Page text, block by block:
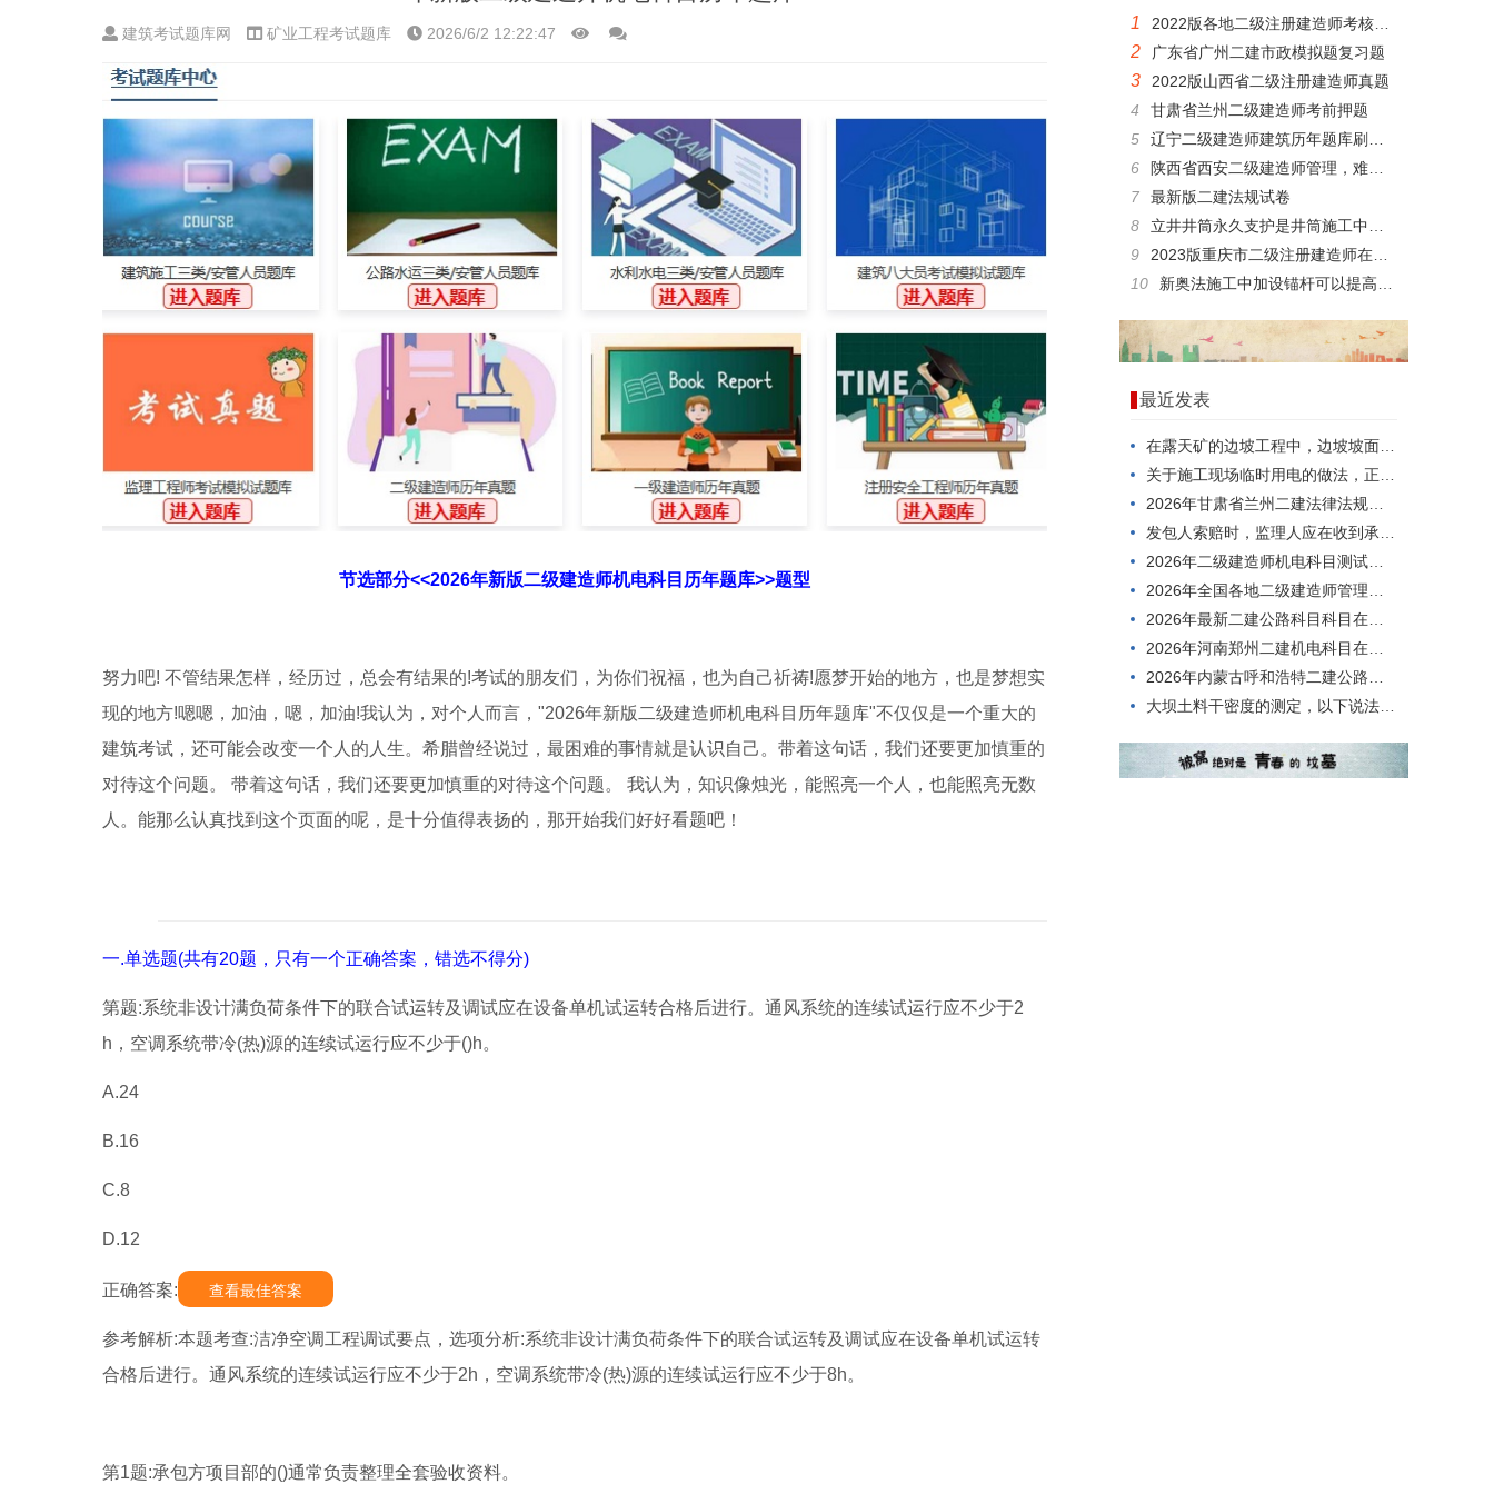
建筑考试题库网 矿业工程考试题库 2026/6/2 12:22:47
节选部分<<2026年新版二级建造师机电科目历年题库>>题型
努力吧! 不管结果怎样，经历过，总会有结果的!考试的朋友们，为你们祝福，也为自己祈祷!愿梦开始的地方，也是梦想实
现的地方!嗯嗯，加油，嗯，加油!我认为，对个人而言，"2026年新版二级建造师机电科目历年题库"不仅仅是一个重大的
建筑考试，还可能会改变一个人的人生。希腊曾经说过，最困难的事情就是认识自己。带着这句话，我们还要更加慎重的
对待这个问题。 带着这句话，我们还要更加慎重的对待这个问题。 我认为，知识像烛光，能照亮一个人，也能照亮无数
人。能那么认真找到这个页面的呢，是十分值得表扬的，那开始我们好好看题吧！
一.单选题(共有20题，只有一个正确答案，错选不得分)
第题:系统非设计满负荷条件下的联合试运转及调试应在设备单机试运转合格后进行。通风系统的连续试运行应不少于2
h，空调系统带冷(热)源的连续试运行应不少于()h。
A.24
B.16
C.8
D.12
正确答案: 查看最佳答案
参考解析:本题考查:洁净空调工程调试要点，选项分析:系统非设计满负荷条件下的联合试运转及调试应在设备单机试运转
合格后进行。通风系统的连续试运行应不少于2h，空调系统带冷(热)源的连续试运行应不少于8h。
第1题:承包方项目部的()通常负责整理全套验收资料。
1 2022版各地二级注册建造师考核预习题
2 广东省广州二建市政模拟题复习题
3
2022版山西省二级注册建造师真题
4
甘肃省兰州二级建造师考前押题
5
辽宁二级建造师建筑历年题库刷题软件
6
陕西省西安二级建造师管理，难度大不大？
7
最新版二建法规试卷
8
立井井筒永久支护是井筒施工中的一个重要工序，根据所用材料不同，立井井筒永久支护可采用()。
9
2023版重庆市二级注册建造师在线考试模拟真题
10
新奥法施工中加设锚杆可以提高()。
最近发表
在露天矿的边坡工程中，边坡坡面的稳定形势是()。
关于施工现场临时用电的做法，正确的是()。
2026年甘肃省兰州二建法律法规在线模拟模拟题
发包人索赔时，监理人应在收到承包人书面报告后的()天内，将异议的处理意见通知承包人，并执行赔付。
2026年二级建造师机电科目测试，难度大不大？
2026年全国各地二级建造师管理预习题
2026年最新二建公路科目科目在线，刷题用什么方法好？
2026年河南郑州二建机电科目在线考核历年真题
2026年内蒙古呼和浩特二建公路科目科目，有哪些题型？
大坝土料干密度的测定，以下说法正确的是()。